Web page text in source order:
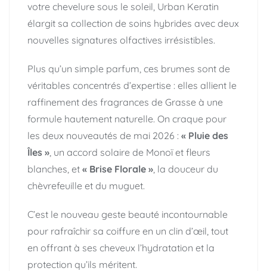
votre chevelure sous le soleil, Urban Keratin
élargit sa collection de soins hybrides avec deux
nouvelles signatures olfactives irrésistibles.
Plus qu’un simple parfum, ces brumes sont de
véritables concentrés d’expertise : elles allient le
raffinement des fragrances de Grasse à une
formule hautement naturelle. On craque pour
les deux nouveautés de mai 2026 : « Pluie des
Îles », un accord solaire de Monoï et fleurs
blanches, et « Brise Florale », la douceur du
chèvrefeuille et du muguet.
C’est le nouveau geste beauté incontournable
pour rafraîchir sa coiffure en un clin d’œil, tout
en offrant à ses cheveux l’hydratation et la
protection qu’ils méritent.